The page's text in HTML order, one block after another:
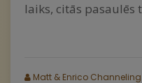
laiks, citās pasaulēs
Matt & Enrico Channeling